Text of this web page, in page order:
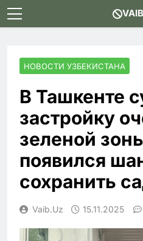
Skip
to
НОВОСТИ УЗБЕКИСТАНА
В Ташкенте
застройку
зеленой
появился
сохранить
Vaib.uz 15.11.2025